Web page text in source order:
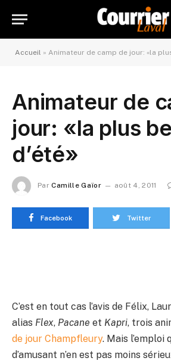
Accueil » Animateur de camp de jour: «la
Animateur de
jour: «la plus
d’été»
Par Camille Gaïor août 4, 2011
Facebook Twitter
C’est en tout cas l’avis de Félix,
alias Flex, Pacane et Kapri, trois
de jour Champfleury. Mais l’emploi
d’amusant n’en est pas moins